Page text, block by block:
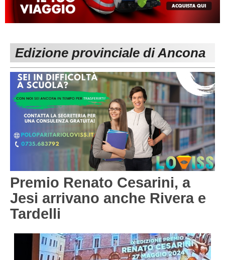
MACERATA
Carica la tua Rosa
ECCELLENZA
1^ CATEGORIA
2^ CATEGORIA
3^ CATEGORIA
GIOVANILI
REGIONALI
Edizione provinciale di Ancona
Premio Renato Cesarini, a
Jesi arrivano anche Rivera e
Tardelli